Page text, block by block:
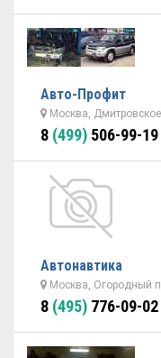
Авто-Профит
Москва,
8 (499) 506-99-19
Автонавтика
Москва, Огородный
8 (495) 776-09-02